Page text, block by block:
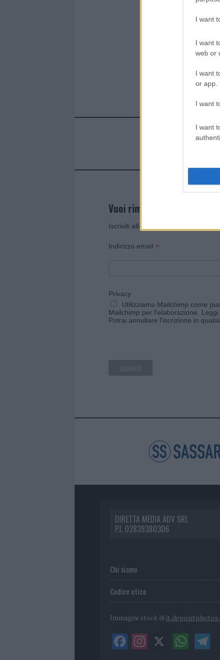
I want
I want
web or
I want
or app.
I want
I want
Vuoi rimanere sempre
Iscriviti alla newsletter di Gallura
Indirizzo email *
Privacy
Utilizziamo Mailchimp come
Mailchimp per l'elaborazione.
Potrai annullare l'iscrizione in
DIRETTA MEDIA ADV SRL
P.I. 02839380306
Chi siamo
Codice etico
Immagini stock di